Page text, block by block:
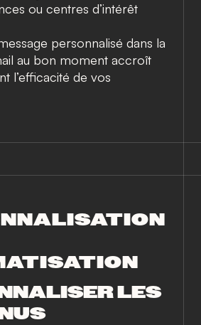
ou centres d’intérêt
personnalisé dans la
au bon moment accroît
l’efficacité de vos
LES